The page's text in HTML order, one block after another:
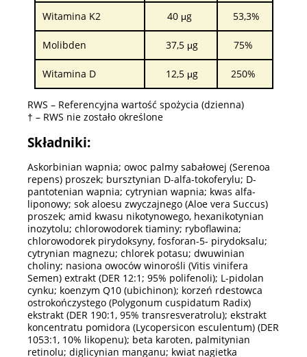
Witamina K2 40 μg 53,3%
Molibden 37,5 μg 75%
Witamina D 12,5 μg 250%
RWS – Referencyjna wartość spożycia (dzienna)
† – RWS nie zostało określone
Składniki:
Askorbinian wapnia; owoc palmy sabałowej (Serenoa
repens) proszek; bursztynian D-alfa-tokoferylu; D-
pantotenian wapnia; cytrynian wapnia; kwas alfa-
liponowy; sok aloesu zwyczajnego (Aloe vera Succus)
proszek; amid kwasu nikotynowego, hexanikotynian
inozytolu; chlorowodorek tiaminy; ryboflawina;
chlorowodorek pirydoksyny, fosforan-5- pirydoksalu;
cytrynian magnezu; chlorek potasu; dwuwinian
choliny; nasiona owoców winorośli (Vitis vinifera
Semen) extrakt (DER 12:1; 95% polifenoli); L-pidolan
cynku; koenzym Q10 (ubichinon); korzeń rdestowca
ostrokończystego (Polygonum cuspidatum Radix)
ekstrakt (DER 190:1, 95% transresveratrolu); ekstrakt
koncentratu pomidora (Lycopersicon esculentum) (DER
1053:1, 10% likopenu); beta karoten, palmitynian
retinolu; diglicynian manganu; kwiat nagietka